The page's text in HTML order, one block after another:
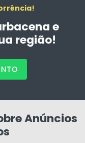
e
região!
Anúncios